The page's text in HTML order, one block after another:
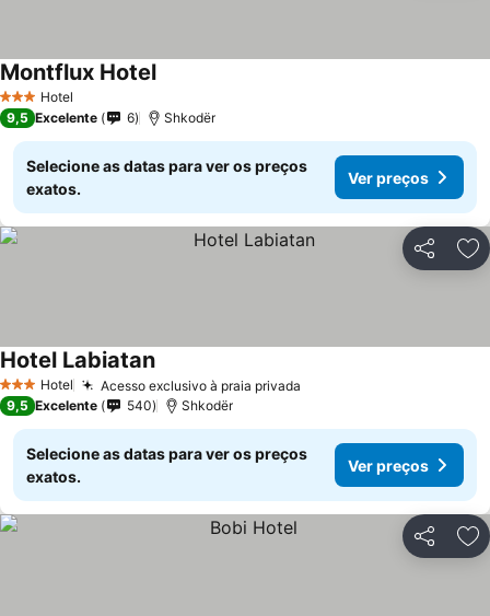
3 EstrelasHotel
Montflux HotelVer preços
9,5 Excelente 6 Shkodër
Selecione as datas para ver os preços
exatos.
Ver preços
Partilhar
3 EstrelasHotel Acesso exclusivo à praia privada
Hotel LabiatanVer preços
9,5 Excelente 540 Shkodër
Selecione as datas para ver os preços
exatos.
Ver preços
Partilhar